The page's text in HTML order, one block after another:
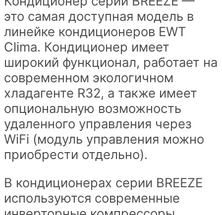
серии
BREEZE
сплит-
система
на
25
кв.
quantity
это самая доступная модель в
линейке кондиционеров EWT
Clima. Кондиционер имеет
широкий функционал, работает на
современном экологичном
хладагенте R32, а также имеет
опциональную возможность
удаленного управления через
WiFi (модуль управления можно
приобрести отдельно).
В кондиционерах серии BREEZE
используются современные